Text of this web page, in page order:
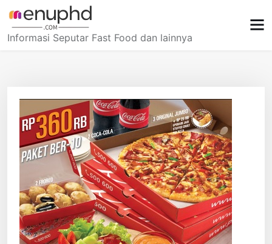
content
Informasi Seputar Fast Food dan lainnya